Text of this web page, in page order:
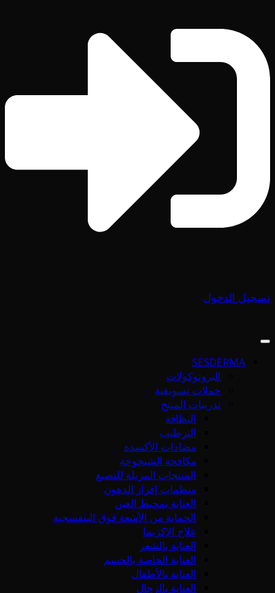
تسجيل الدخول
SESDERMA
البروتوكولات
حملات تسويقية
تدريبات المنتج
النظافة
الترطيب
مضادات الأكسدة
مكافحة الشيخوخة
المنتجات المزيلة للتصبغ
منظمات إفراز الدهون
العناية بمحيط العين
الحماية من الأشعة فوق البنفسجية
علاج الإكزيما
العناية بالشعر
العناية الخاصة بالجسم
العناية بالأطفال
العناية بالرجال